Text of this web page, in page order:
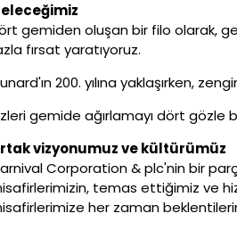
gemiden oluşan bir filo olarak,
fırsat yaratıyoruz.
200. yılına yaklaşırken,
gemide ağırlamayı dört gözle
vizyonumuz ve kültürümüz
Corporation & plc'nin bir
temas ettiğimiz ve
her zaman